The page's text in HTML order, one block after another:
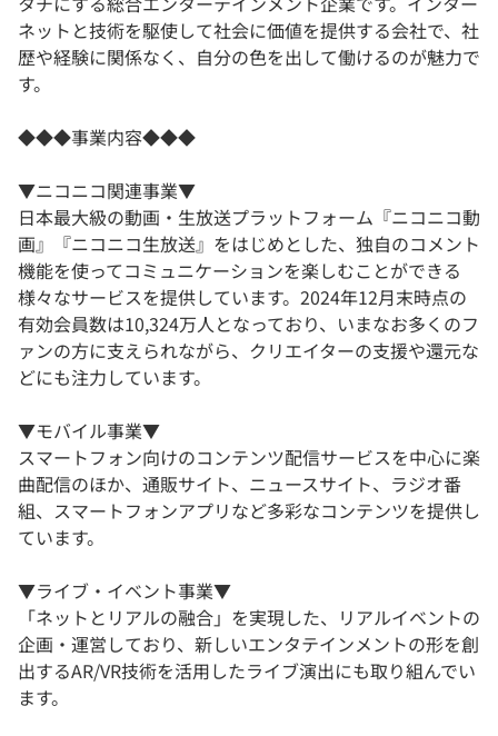
ネットと技術を駆使して社会に価値を提供する会社で、社
歴や経験に関係なく、自分の色を出して働けるのが魅力で
す。
◆◆◆事業内容◆◆◆
▼ニコニコ関連事業▼
日本最大級の動画・生放送プラットフォーム『ニコニコ動
画』『ニコニコ生放送』をはじめとした、独自のコメント
機能を使ってコミュニケーションを楽しむことができる
様々なサービスを提供しています。2024年12月末時点の
有効会員数は10,324万人となっており、いまなお多くのフ
ァンの方に支えられながら、クリエイターの支援や還元な
どにも注力しています。
▼モバイル事業▼
スマートフォン向けのコンテンツ配信サービスを中心に楽
曲配信のほか、通販サイト、ニュースサイト、ラジオ番
組、スマートフォンアプリなど多彩なコンテンツを提供し
ています。
▼ライブ・イベント事業▼
「ネットとリアルの融合」を実現した、リアルイベントの
企画・運営しており、新しいエンタテインメントの形を創
出するAR/VR技術を活用したライブ演出にも取り組んでい
ます。